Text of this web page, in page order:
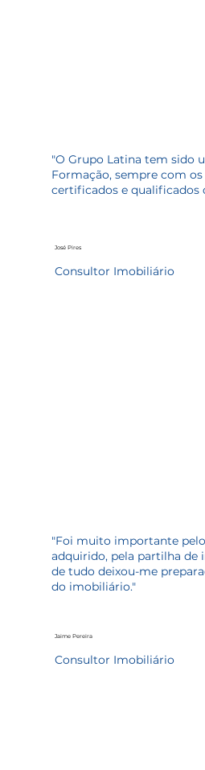
"O Grupo Latina tem sido
Formação, sempre com
certificados e qualificados
José Pires
Consultor Imobiliário
"Foi muito importante
adquirido, pela partilha de
de tudo deixou-me
do imobiliário."
Jaime Pereira
Consultor Imobiliário